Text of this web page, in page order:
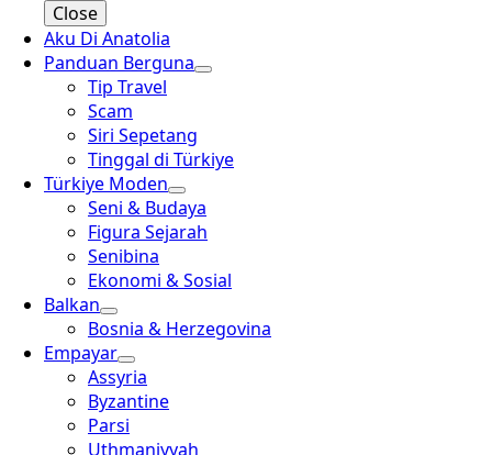
Close
Aku Di Anatolia
Panduan Berguna
Tip Travel
Scam
Siri Sepetang
Tinggal di Türkiye
Türkiye Moden
Seni & Budaya
Figura Sejarah
Senibina
Ekonomi & Sosial
Balkan
Bosnia & Herzegovina
Empayar
Assyria
Byzantine
Parsi
Uthmaniyyah